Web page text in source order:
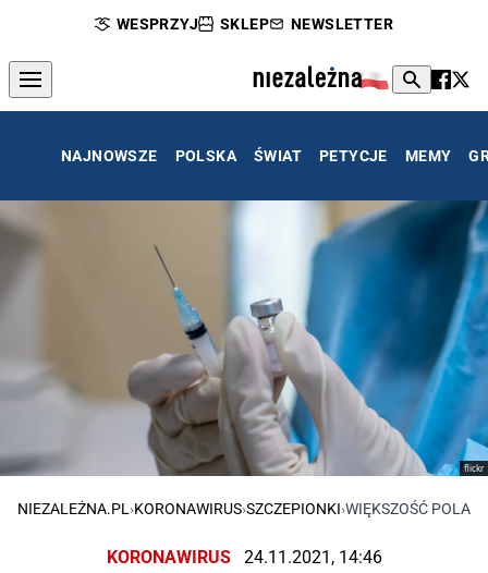
WESPRZYJ SKLEP NEWSLETTER
NAJNOWSZE POLSKA ŚWIAT PETYCJE MEMY
flickr
NIEZALEŻNA.PL ›KORONAWIRUS›SZCZEPIONKI›WIĘKSZOŚĆ
KORONAWIRUS 24.11.2021, 14:46